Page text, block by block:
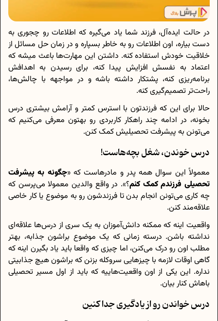
در حالت ایده‌آل، فرزند شما یاد می‌گیره که اطلاعات رو چجوری به
دست بیاره، اون اطلاعات رو به خاطر بسپاره و در زمان حل مسائل از
خلاقیت خودش استفاده کنه. داشتن این مهارت‌ها باعث میشه که
اعتماد به نفسش افزایش پیدا کنه، برای رسیدن به اهدافش
برنامه‌ریزی کنه، پشتکار داشته باشه و در مواجهه با چالش‌ها،
راحت‌تر تصمیم‌گیری کنه.
حالا برای این که فرزندتون با استرس کمتر و آرامش بیشتری درس
بخونه، در ادامه چند راهکار کاربردی رو بهتون معرفی می‌کنیم که
می‌تونن به پیشرفت تحصیلیش کمک کنن.
درس خوندن، شغل بچه‌هاست!
معمولاً این سوال همه پدر و مادرهاست که «چگونه به پیشرفت
تحصیلی فرزندم کمک کنم؟». در واقع والدین معمولا می‌پرسن که
چه کاری می‌تونن انجام بدن تا فرزندشون رو به موضوع یا کار خاصی
علاقه‌مند کنن.
واقعیت اینه که ممکنه دانش‌آموزان به یک سری از درس‌ها علاقه‌ای
نداشته باشن. درسته زمانی که یک موضوع براشون جذابه، بهتر
مطلب اون رو درک می‌کنن، اما چیزی که واقعا باید یاد بگیرن اینه که
گاهی اوقات لازمه با چیزهایی سروکله بزنن که براشون هیچ جذابیتی
نداره. این یکی از اون واقعیت‌هاییه که باید از اول مسیر تحصیلی
باهاش کنار بیان.
درس خواندن رو از یادگیری جدا کنین